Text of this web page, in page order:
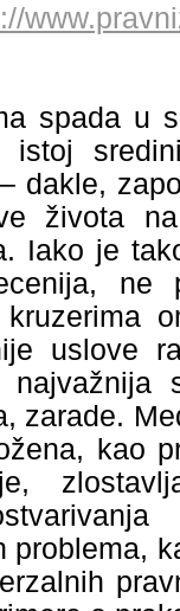
spada u
istoj
dakle,
života
Iako je
ne
uslove
zarade.
kao
problema,